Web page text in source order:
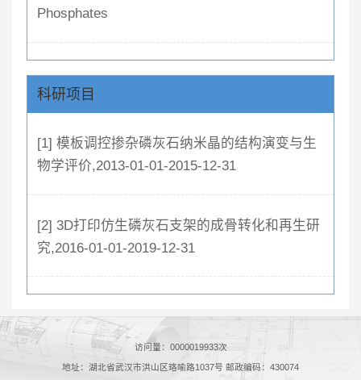
Phosphates
科研项目
[1] 模板调控掺杂磷灰石纳米晶的结构演变与生
物学评价,2013-01-01-2015-12-31
[2] 3D打印仿生磷灰石支架的成骨转化和再生研
究,2016-01-01-2019-12-31
访问量： 0000019933次
地址：湖北省武汉市洪山区珞喻路1037号 邮政编码：430074